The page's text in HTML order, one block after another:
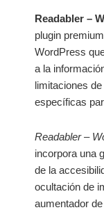
Readabler –
plugin
WordPress
a la
limitaciones
específicas
Readabler –
incorpora una
de la
ocultación de
aumentador